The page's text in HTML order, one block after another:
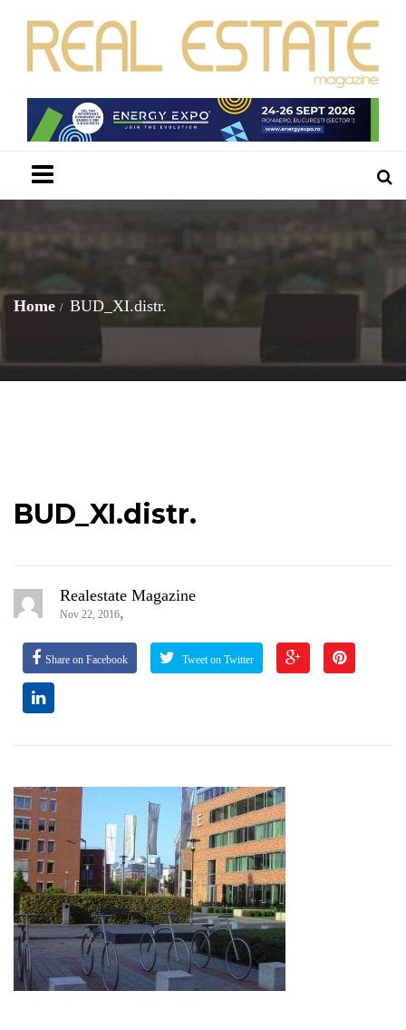
Home BUD_XI.distr.
BUD_XI.distr.
Realestate Magazine
Nov 22, 2016,
Share on Facebook Tweet on Twitter